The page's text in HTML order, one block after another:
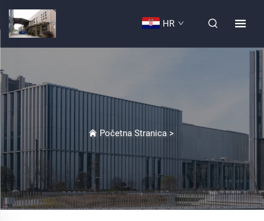
HR
Početna Stranica>